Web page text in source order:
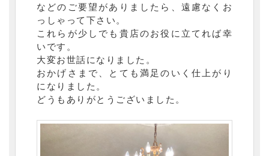
などのご要望がありましたら、遠慮なくお
っしゃって下さい。
これらが少しでも貴店のお役に立てれば幸
いです。
大変お世話になりました。
おかげさまで、とても満足のいく仕上がり
になりました。
どうもありがとうございました。